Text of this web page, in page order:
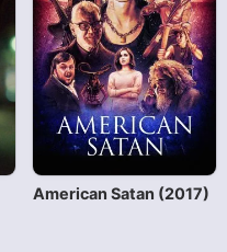
American Satan (2017)